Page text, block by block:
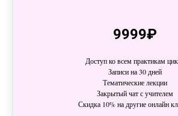
9999₽
Доступ ко всем практикам
Записи на 30 дней
Тематические лекции
Закрытый чат с учителем
Скидка 10% на другие онлайн